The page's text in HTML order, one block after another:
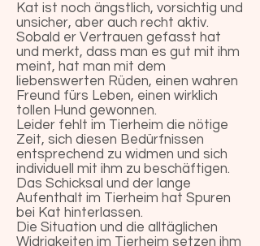
Kat ist noch ängstlich, vorsichtig und
unsicher, aber auch recht aktiv.
Sobald er Vertrauen gefasst hat
und merkt, dass man es gut mit ihm
meint, hat man mit dem
liebenswerten Rüden, einen wahren
Freund fürs Leben, einen wirklich
tollen Hund gewonnen.
Leider fehlt im Tierheim die nötige
Zeit, sich diesen Bedürfnissen
entsprechend zu widmen und sich
individuell mit ihm zu beschäftigen.
Das Schicksal und der lange
Aufenthalt im Tierheim hat Spuren
bei Kat hinterlassen.
Die Situation und die alltäglichen
Widrigkeiten im Tierheim setzen ihm